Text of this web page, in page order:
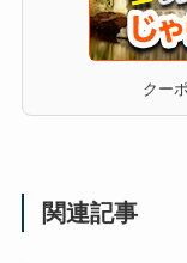
クー
関連記事